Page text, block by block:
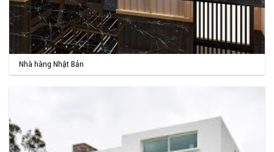
Nhà hàng Nhật Bản